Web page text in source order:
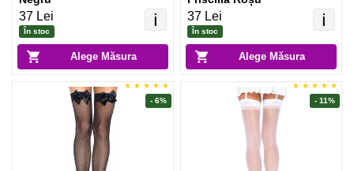
Alege Măsura
ℹ️
37 Lei
În stoc
Alege Măsura
ℹ️
37 Lei
În stoc
- 6% - 11%